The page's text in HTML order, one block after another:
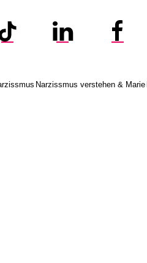
Narzissmus verstehen & Marie